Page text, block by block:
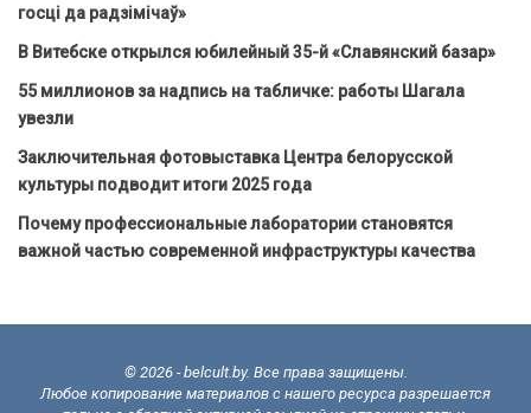
госці да радзімічаў»
В Витебске открылся юбилейный 35-й «Славянский базар»
55 миллионов за надпись на табличке: работы Шагала
увезли
Заключительная фотовыставка Центра белорусской
культуры подводит итоги 2025 года
Почему профессиональные лаборатории становятся
важной частью современной инфраструктуры качества
© 2026 - belcult.by. Все права защищены.
Любое копирование материалов с нашего ресурса разрешается